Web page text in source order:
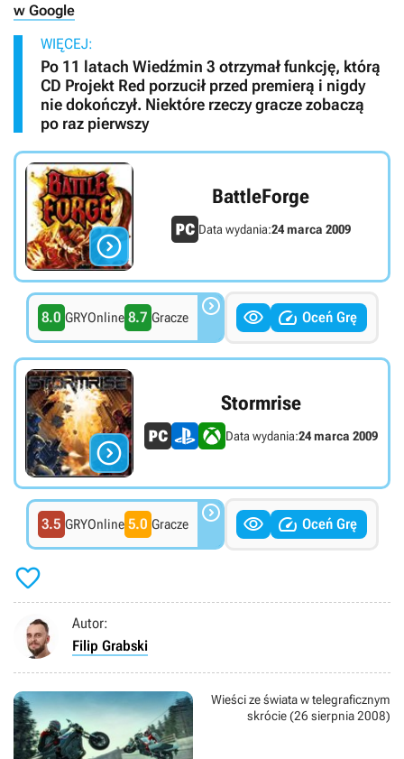
w Google
WIĘCEJ:
Po 11 latach Wiedźmin 3 otrzymał funkcję, którą
CD Projekt Red porzucił przed premierą i nigdy
nie dokończył. Niektóre rzeczy gracze zobaczą
po raz pierwszy

BattleForge
Data wydania:24 marca 2009
8.0 GRYOnline 8.7 Gracze    Oceń Grę

Stormrise
Data wydania:24 marca 2009
3.5 GRYOnline 5.0 Gracze    Oceń Grę

Autor:
Filip Grabski
Wieści ze świata w telegraficznym
skrócie (26 sierpnia 2008)